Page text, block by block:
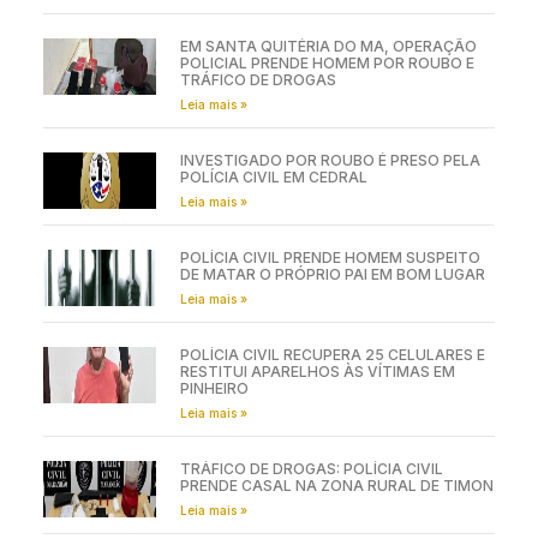
EM SANTA QUITÉRIA DO MA, OPERAÇÃO
POLICIAL PRENDE HOMEM POR ROUBO E
TRÁFICO DE DROGAS
Leia mais »
INVESTIGADO POR ROUBO É PRESO PELA
POLÍCIA CIVIL EM CEDRAL
Leia mais »
POLÍCIA CIVIL PRENDE HOMEM SUSPEITO
DE MATAR O PRÓPRIO PAI EM BOM LUGAR
Leia mais »
POLÍCIA CIVIL RECUPERA 25 CELULARES E
RESTITUI APARELHOS ÀS VÍTIMAS EM
PINHEIRO
Leia mais »
TRÁFICO DE DROGAS: POLÍCIA CIVIL
PRENDE CASAL NA ZONA RURAL DE TIMON
Leia mais »